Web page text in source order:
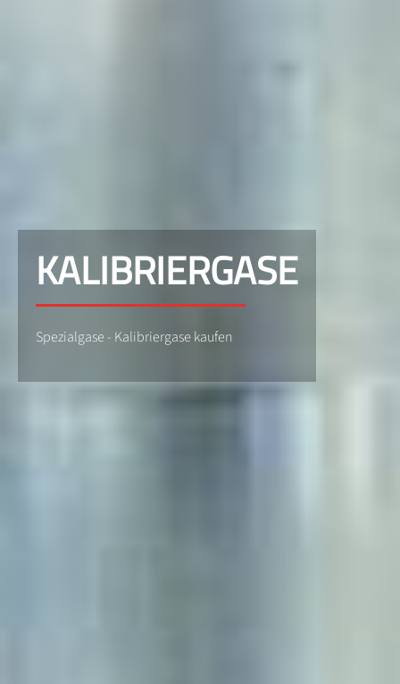
KALIBRIERGASE
Spezialgase - Kalibriergase kaufen